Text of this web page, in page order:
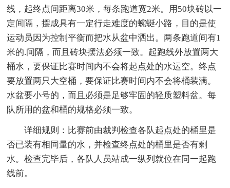
线，起终点间距离30米，每条跑道宽2米。用50块砖以一
定间隔，摆成具有一定行走难度的蜿蜒小路，目的是使
运动员因为控制平衡而把水从盆中洒出。两条跑道间有1
米的.间隔，而且砖块摆法必须一致。起跑线外放置两大
桶水，要保证比赛时间内不会将起点处的水运空。终点
要放置两只大空桶，要保证比赛时间内不会将桶装满。
水盆要小号的，而且必须是足够牢固的轻质塑料盆。每
队所用的盆和桶的规格必须一致。
详细规则：比赛前由裁判检查各队起点处的桶里是
否已装有相同量的水，并检查终点处的桶里是否有剩
水。检查完毕后，各队人员站成一纵列就位在同一起跑
线前。